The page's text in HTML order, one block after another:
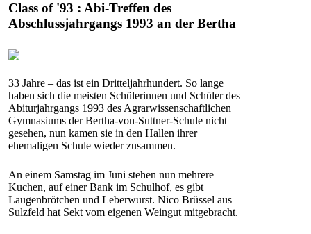
Class of '93 : Abi-Treffen des
Abschlussjahrgangs 1993 an der Bertha
33 Jahre – das ist ein Dritteljahrhundert. So lange
haben sich die meisten Schülerinnen und Schüler des
Abiturjahrgangs 1993 des Agrarwissenschaftlichen
Gymnasiums der Bertha-von-Suttner-Schule nicht
gesehen, nun kamen sie in den Hallen ihrer
ehemaligen Schule wieder zusammen.
An einem Samstag im Juni stehen nun mehrere
Kuchen, auf einer Bank im Schulhof, es gibt
Laugenbrötchen und Leberwurst. Nico Brüssel aus
Sulzfeld hat Sekt vom eigenen Weingut mitgebracht.